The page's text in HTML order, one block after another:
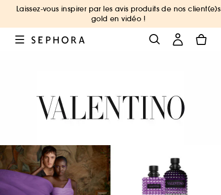
Laissez-vous inspirer par les avis produits de nos client(e)s
gold en vidéo !